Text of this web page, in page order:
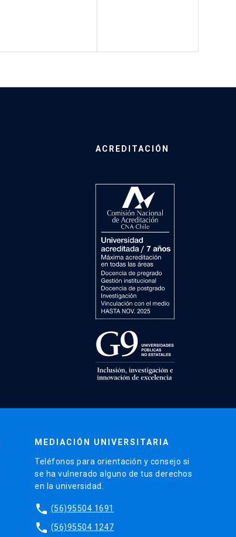
ACREDITACIÓN
MEDIACIÓN UNIVERSITARIA
Teléfonos para orientación y consejo si
se ha vulnerado alguno de tus derechos
en la universidad.
phone (56)95504 1691
phone (56)95504 1247